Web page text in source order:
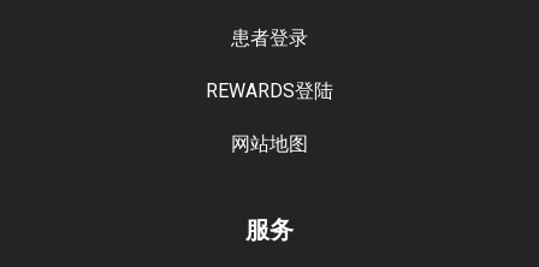
患者登录
REWARDS登陆
网站地图
服务